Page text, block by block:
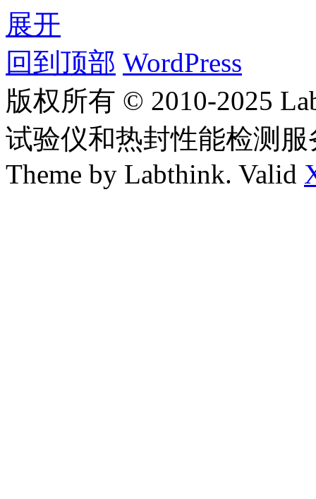
展开
回到顶部 WordPress
版权所有 © 2010-2025
试验仪和热封性能检测
Theme by Labthink. Valid